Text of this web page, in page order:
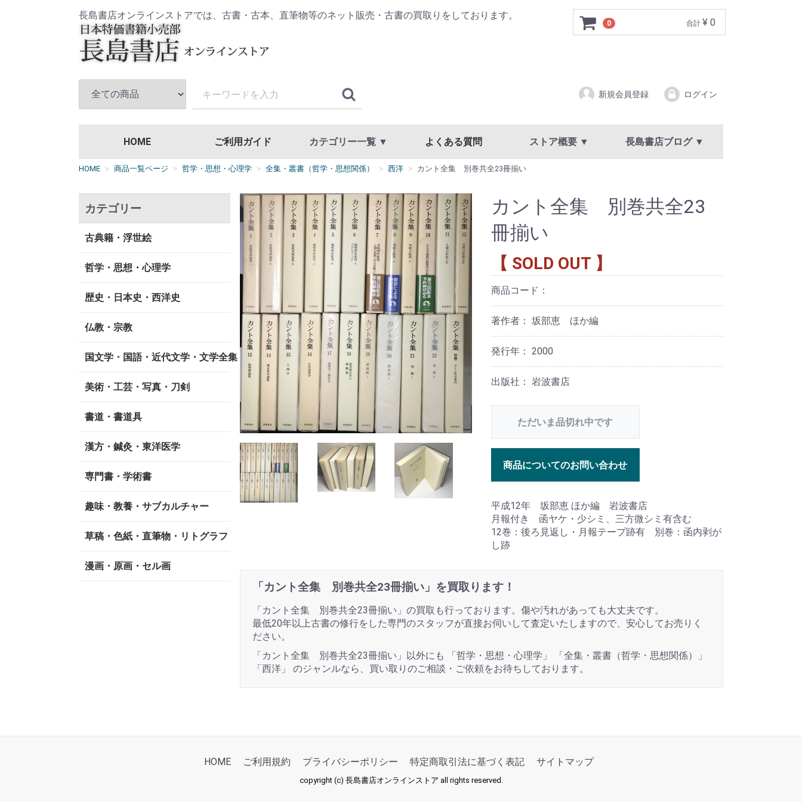
長島書店オンラインストアでは、古書・古本、直筆物等のネット販売・古書の買取りをしております。
0 合計 ¥ 0
新規会員登録 ログイン
HOME ご利用ガイド カテゴリー一覧 ▼
古典籍・浮世絵
哲学・思想・心理学
歴史・日本史・西洋史
仏教・宗教 国文学・国語・近代文学・文学全集
美術・工芸・写真・刀剣
書道・書道具
漢方・鍼灸・東洋医学
専門書・学術書 趣味・教養・サブカルチャー
草稿・色紙・直筆物・リトグラフ
漫画・原画・セル画
商品一覧
よくある質問 ストア概要 ▼
ストア概要
利用規約
プライバシーポリシー
長島書店ブログ ▼
HOME 商品一覧ページ 哲学・思想・心理学 全集・叢書（哲学・思想関係） 西洋 カント全集 別巻共全23冊揃い
カテゴリー
古典籍・浮世絵
哲学・思想・心理学
歴史・日本史・西洋史
仏教・宗教
国文学・国語・近代文学・文学全集
美術・工芸・写真・刀剣
書道・書道具
漢方・鍼灸・東洋医学
専門書・学術書
趣味・教養・サブカルチャー
草稿・色紙・直筆物・リトグラフ
漫画・原画・セル画
カント全集 別巻共全23
冊揃い
【 SOLD OUT 】
商品コード：
著作者： 坂部恵 ほか編
発行年： 2000
出版社： 岩波書店
ただいま品切れ中です
商品についてのお問い合わせ
平成12年 坂部恵 ほか編 岩波書店
月報付き 函ヤケ・少シミ、三方微シミ有含む
12巻：後ろ見返し・月報テープ跡有 別巻：函内剥が
し跡
「カント全集 別巻共全23冊揃い」を買取ります！
「カント全集 別巻共全23冊揃い」の買取も行っております。傷や汚れがあっても大丈夫です。
最低20年以上古書の修行をした専門のスタッフが直接お伺いして査定いたしますので、安心してお売りく
ださい。
「カント全集 別巻共全23冊揃い」以外にも 「哲学・思想・心理学」 「全集・叢書（哲学・思想関係）」
「西洋」 のジャンルなら、買い取りのご相談・ご依頼をお待ちしております。
HOME ご利用規約 プライバシーポリシー 特定商取引法に基づく表記 サイトマップ
copyright (c) 長島書店オンラインストア all rights reserved.